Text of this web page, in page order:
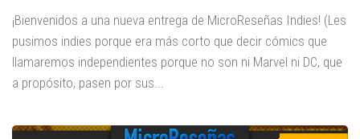
¡Bienvenidos a una nueva entrega de MicroReseñas Indies! (Les
pusimos indies porque era más corto que decir cómics que
llamaremos independientes porque no son ni Marvel ni DC, que
a propósito, pasen por sus...